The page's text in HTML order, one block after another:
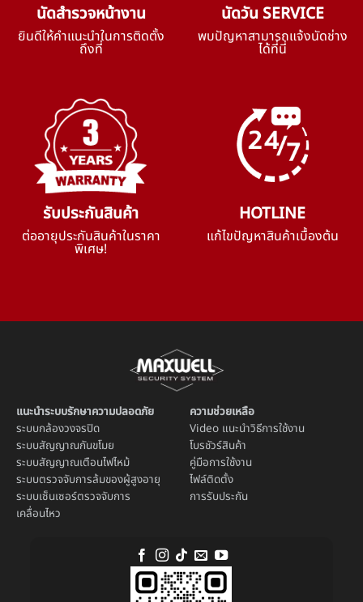
นัดสำรวจหน้างาน
ยินดีให้คำแนะนำในการติดตั้ง
ถึงที่
นัดวัน SERVICE
พบปัญหาสามารถแจ้งนัดช่าง
ได้ที่นี่
รับประกันสินค้า
ต่ออายุประกันสินค้าในราคา
พิเศษ!
HOTLINE
แก้ไขปัญหาสินค้าเบื้องต้น
แนะนำระบบรักษาความปลอดภัย
ระบบกล้องวงจรปิด
ระบบสัญญาณกันขโมย
ระบบสัญญาณเตือนไฟไหม้
ระบบตรวจจับการล้มของผู้สูงอายุ
ระบบเซ็นเซอร์ตรวจจับการ
เคลื่อนไหว
ความช่วยเหลือ
Video แนะนำวิธีการใช้งาน
โบรชัวร์สินค้า
คู่มือการใช้งาน
ไฟล์ติดตั้ง
การรับประกัน